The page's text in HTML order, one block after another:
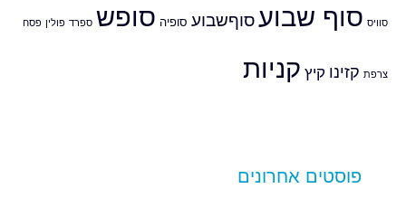
סוויס סוף שבועסוףשבוע סופיה סופש ספרד פולין פסח
צרפת קזינו קיץ קניות
פוסטים אחרונים